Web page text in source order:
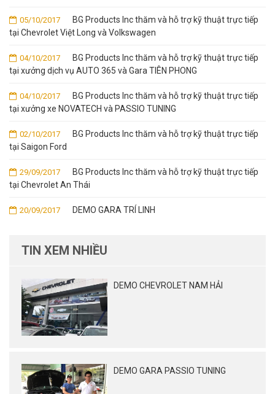
05/10/2017
BG Products Inc thăm và hỗ trợ kỹ thuật trực tiếp
tại Chevrolet Việt Long và Volkswagen
04/10/2017
BG Products Inc thăm và hỗ trợ kỹ thuật trực tiếp
tại xưởng dịch vụ AUTO 365 và Gara TIÊN PHONG
04/10/2017
BG Products Inc thăm và hỗ trợ kỹ thuật trực tiếp
tại xưởng xe NOVATECH và PASSIO TUNING
02/10/2017
BG Products Inc thăm và hỗ trợ kỹ thuật trực tiếp
tại Saigon Ford
29/09/2017
BG Products Inc thăm và hỗ trợ kỹ thuật trực tiếp
tại Chevrolet An Thái
20/09/2017 DEMO GARA TRÍ LINH
TIN XEM NHIỀU
DEMO CHEVROLET NAM HẢI
DEMO GARA PASSIO TUNING